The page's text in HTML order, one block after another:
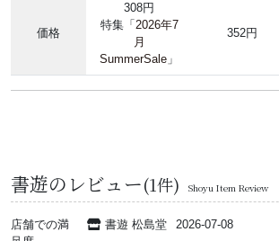
価格
308円
特集「 2026年7
月
SummerSale 」
352円
書遊のレビュー(1件) Shoyu Item Review
店舗での満
書遊 松島堂 2026-07-08